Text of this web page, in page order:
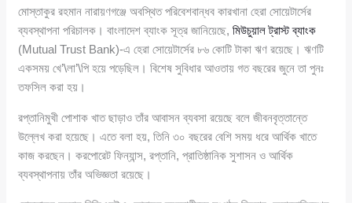
মোস্তাকুর রহমান নারায়ণগঞ্জে অবস্থিত পরিবেশবান্ধব কারখানা হেরা সোয়েটার্সের
ব্যবস্থাপনা পরিচালক। বাংলাদেশ ব্যাংক সূত্র জানিয়েছে,মিউচুয়াল ট্রাস্ট ব্যাংক
(Mutual Trust Bank)-এ হেরা সোয়েটার্সের ৮৬ কোটি টাকা ঋণ রয়েছে। ঋণটি
একসময় খে’\লা’\পি হয়ে পড়েছিল। বিশেষ সুবিধার আওতায় গত বছরের জুনে তা পুনঃ
তফসিল করা হয়।
রপ্তানিমুখী পোশাক খাত ছাড়াও তাঁর আবাসন ব্যবসা রয়েছে বলে জীবনবৃত্তান্তে
উল্লেখ করা হয়েছে। এতে বলা হয়, তিনি ৩০ বছরের বেশি সময় ধরে আর্থিক খাতে
কাজ করছেন। করপোরেট ফিন্যান্স, রপ্তানি, প্রাতিষ্ঠানিক সুশাসন ও আর্থিক
ব্যবস্থাপনায় তাঁর অভিজ্ঞতা রয়েছে।